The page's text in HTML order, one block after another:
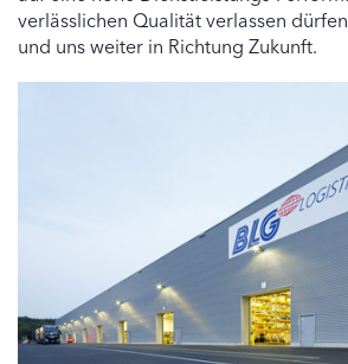
verlässlichen Qualität verlassen
und uns weiter in Richtung Zukunft.